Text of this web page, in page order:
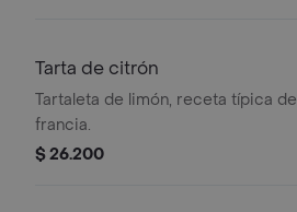
Tarta de citrón
Tartaleta de limón, receta típica de
francia.
$ 26.200